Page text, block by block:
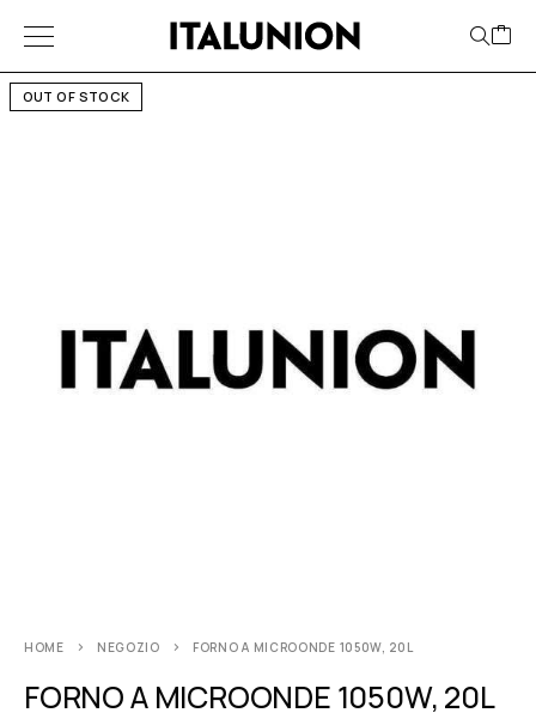
OUT OF STOCK
HOME NEGOZIO FORNO A MICROONDE 1050W, 20L
FORNO A MICROONDE 1050W, 20L